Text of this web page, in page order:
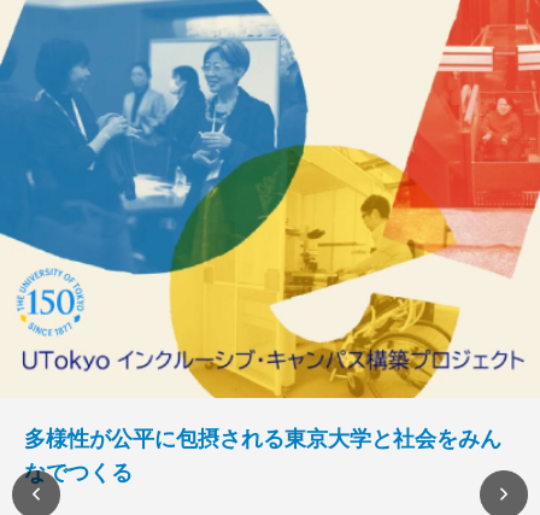
多様性が公平に包摂される東京大学と社会をみん
なでつくる